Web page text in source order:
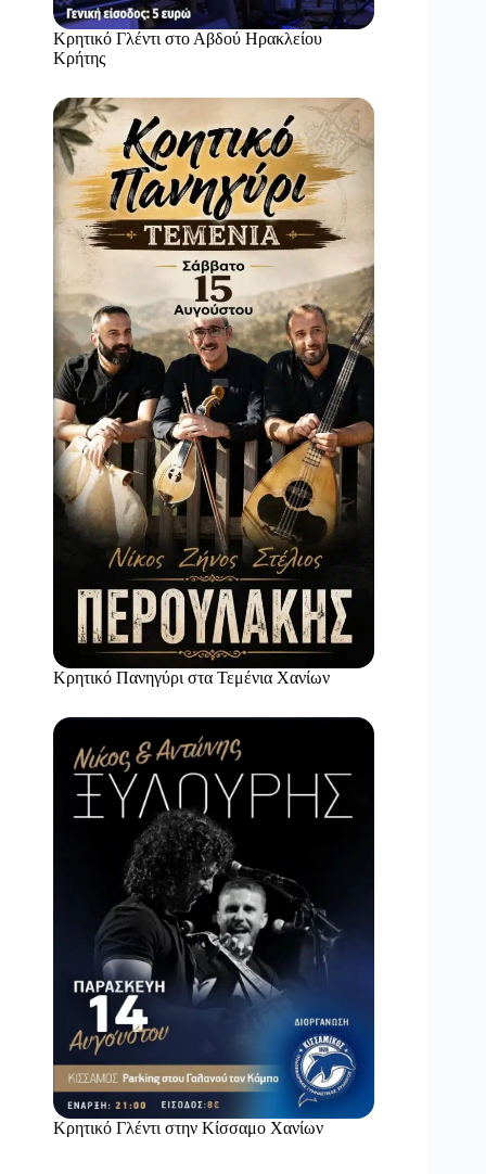
Κρητικό Γλέντι στο Αβδού Ηρακλείου
Κρήτης
Κρητικό Πανηγύρι στα Τεμένια Χανίων
Κρητικό Γλέντι στην Κίσσαμο Χανίων